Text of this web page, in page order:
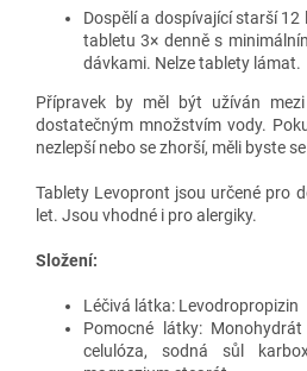
Dospělí a dospívající starší 12
tabletu 3× denně s
dávkami. Nelze tablety lámat.
Přípravek by měl být užíván
dostatečným množstvím vody.
nezlepší nebo se zhorší, měli byste
Tablety Levopront jsou určené pro
let. Jsou vhodné i pro alergiky.
Složení:
Léčivá látka: Levodropropizin
Pomocné látky:
celulóza, sodná sůl